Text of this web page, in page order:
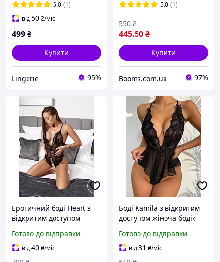
5.0 (1)
від50₴/міс
499₴
Купити
Lingerie 95%
5.0 (1)
445.50₴
550 ₴
Купити
Booms.com.ua 97%
Еротичний боді Heart з
відкритим доступом
мереживо вишитими
квітами колір чорний
розмір S
Готово до відправки
від40₴/міс
Боді Kamila з відкритим
доступом жіноча бодік
вишитими квітами колір
чорний розмір M
Готово до відправки
від31 ₴/міс